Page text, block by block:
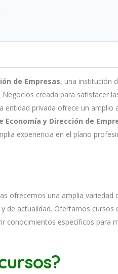
de Empresas, una institución
Negocios creada para satisfacer
entidad privada ofrece un amplio
Economía y Dirección de
ia experiencia en el plano
ofrecemos una amplia variedad
de actualidad. Ofertamos cursos
conocimientos específicos para